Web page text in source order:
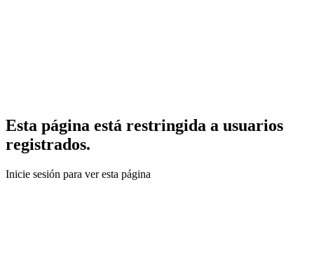
Esta página está restringida a usuarios
registrados.
Inicie sesión para ver esta página